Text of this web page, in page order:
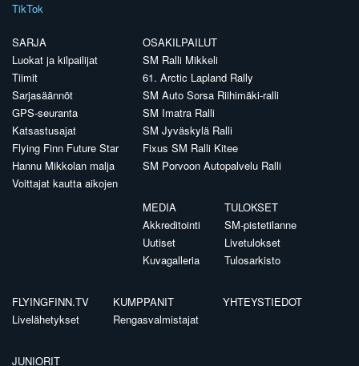
TikTok
SARJA
Luokat ja kilpailijat
Tiimit
Sarjasäännöt
GPS-seuranta
Katsastusajat
Flying Finn Future Star
Hannu Mikkolan malja
Voittajat kautta aikojen
OSAKILPAILUT
SM Ralli Mikkeli
61. Arctic Lapland Rally
SM Auto Sorsa Riihimäki-ralli
SM Imatra Ralli
SM Jyväskylä Ralli
Fixus SM Ralli Kitee
SM Porvoon Autopalvelu Ralli
MEDIA
Akkreditointi
Uutiset
Kuvagalleria
TULOKSET
SM-pistetilanne
Livetulokset
Tulosarkisto
FLYINGFINN.TV
Livelähetykset
KUMPPANIT
Rengasvalmistajat
YHTEYSTIEDOT
JUNIORIT